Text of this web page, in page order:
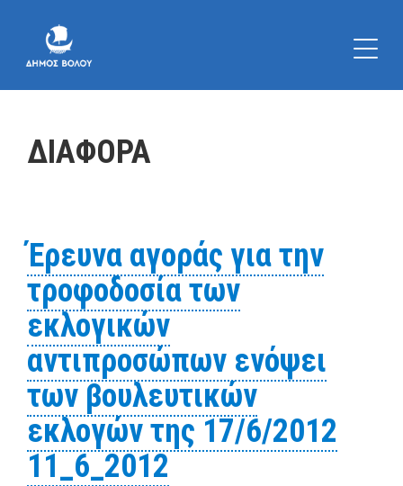
ΔΙΑΦΟΡΑ
Έρευνα αγοράς για την
τροφοδοσία των
εκλογικών
αντιπροσώπων ενόψει
των βουλευτικών
εκλογών της 17/6/2012
11_6_2012